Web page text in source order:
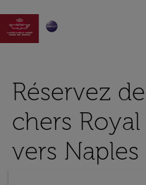

Réservez
chers
vers Naples